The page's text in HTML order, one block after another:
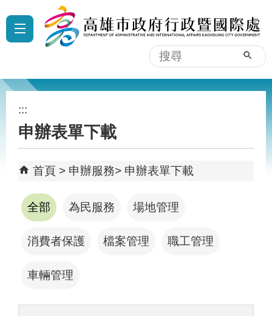
跳到主要內容區塊
搜
尋
:::
申辦表單下載
首頁 申辦服務 申辦表單下載
全部 為民服務 場地管理
消費者保護 檔案管理 職工管理
車輛管理